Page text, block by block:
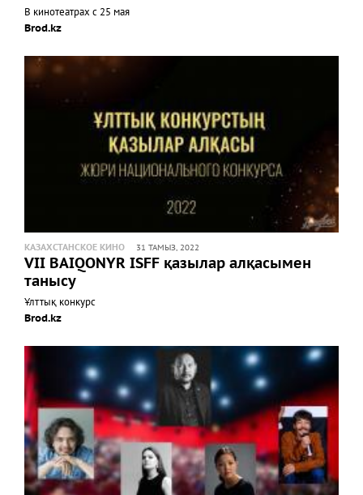
В кинотеатрах с 25 мая
Brod.kz
КАЗАХСТАНСКОЕ КИНО 31 ТАМЫЗ, 2022
VII BAIQONYR ISFF қазылар алқасымен
танысу
Ұлттық конкурс
Brod.kz